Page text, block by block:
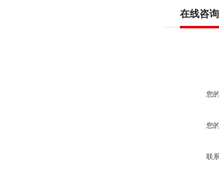
在线咨询
您
您
联